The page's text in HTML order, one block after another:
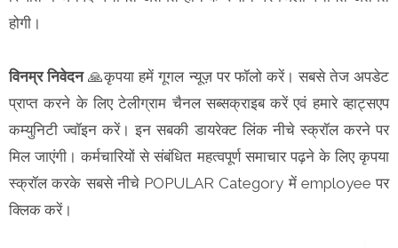
होगी।
विनम्र निवेदन🙏कृपया हमें गूगल न्यूज़ पर फॉलो करें। सबसे तेज अपडेट
प्राप्त करने के लिए टेलीग्राम चैनल सब्सक्राइब करें एवं हमारे व्हाट्सएप
कम्युनिटी ज्वॉइन करें। इन सबकी डायरेक्ट लिंक नीचे स्क्रॉल करने पर
मिल जाएंगी। कर्मचारियों से संबंधित महत्वपूर्ण समाचार पढ़ने के लिए कृपया
स्क्रॉल करके सबसे नीचे POPULAR Category में employee पर
क्लिक करें।